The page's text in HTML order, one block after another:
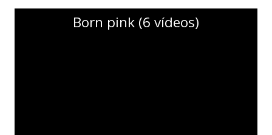
Born pink (6 vídeos)